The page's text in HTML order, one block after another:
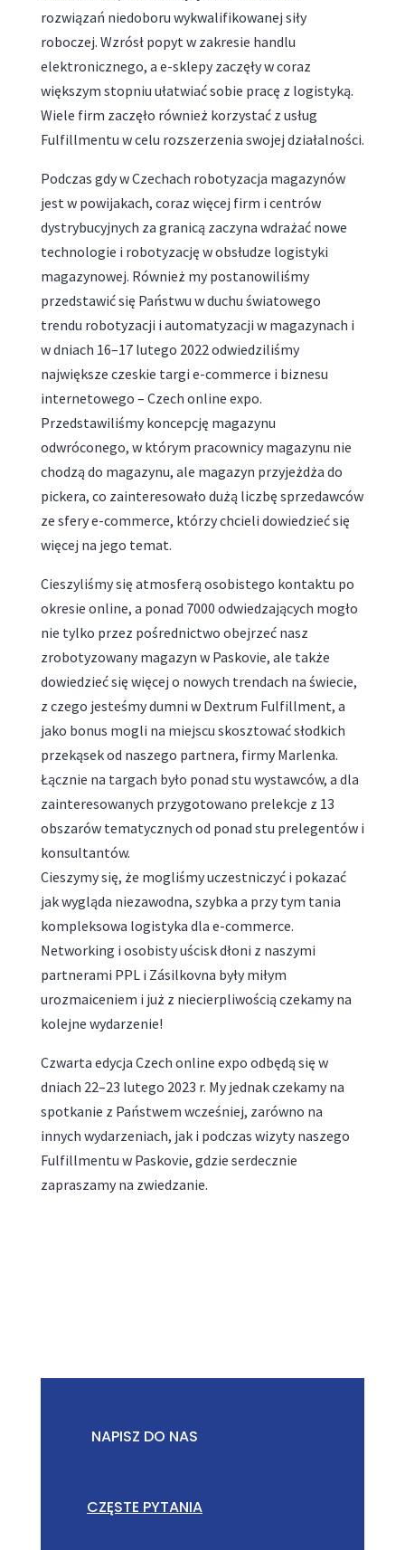
rozwiązań niedoboru wykwalifikowanej siły
roboczej. Wzrósł popyt w zakresie handlu
elektronicznego, a e-sklepy zaczęły w coraz
większym stopniu ułatwiać sobie pracę z logistyką.
Wiele firm zaczęło również korzystać z usług
Fulfillmentu w celu rozszerzenia swojej działalności.
Podczas gdy w Czechach robotyzacja magazynów
jest w powijakach, coraz więcej firm i centrów
dystrybucyjnych za granicą zaczyna wdrażać nowe
technologie i robotyzację w obsłudze logistyki
magazynowej. Również my postanowiliśmy
przedstawić się Państwu w duchu światowego
trendu robotyzacji i automatyzacji w magazynach i
w dniach 16–17 lutego 2022 odwiedziliśmy
największe czeskie targi e-commerce i biznesu
internetowego – Czech online expo.
Przedstawiliśmy koncepcję magazynu
odwróconego, w którym pracownicy magazynu nie
chodzą do magazynu, ale magazyn przyjeżdża do
pickera, co zainteresowało dużą liczbę sprzedawców
ze sfery e-commerce, którzy chcieli dowiedzieć się
więcej na jego temat.
Cieszyliśmy się atmosferą osobistego kontaktu po
okresie online, a ponad 7000 odwiedzających mogło
nie tylko przez pośrednictwo obejrzeć nasz
zrobotyzowany magazyn w Paskovie, ale także
dowiedzieć się więcej o nowych trendach na świecie,
z czego jesteśmy dumni w Dextrum Fulfillment, a
jako bonus mogli na miejscu skosztować słodkich
przekąsek od naszego partnera, firmy Marlenka.
Łącznie na targach było ponad stu wystawców, a dla
zainteresowanych przygotowano prelekcje z 13
obszarów tematycznych od ponad stu prelegentów i
konsultantów.
Cieszymy się, że mogliśmy uczestniczyć i pokazać
jak wygląda niezawodna, szybka a przy tym tania
kompleksowa logistyka dla e-commerce.
Networking i osobisty uścisk dłoni z naszymi
partnerami PPL i Zásilkovna były miłym
urozmaiceniem i już z niecierpliwością czekamy na
kolejne wydarzenie!
Czwarta edycja Czech online expo odbędą się w
dniach 22–23 lutego 2023 r. My jednak czekamy na
spotkanie z Państwem wcześniej, zarówno na
innych wydarzeniach, jak i podczas wizyty naszego
Fulfillmentu w Paskovie, gdzie serdecznie
zapraszamy na zwiedzanie.
NAPISZ DO NAS
CZĘSTE PYTANIA